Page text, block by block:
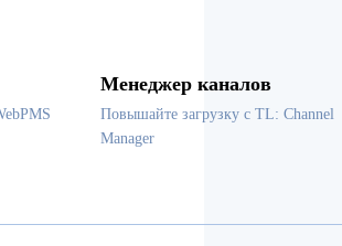
Менеджер каналов
Повышайте загрузку с TL: Channel
Manager